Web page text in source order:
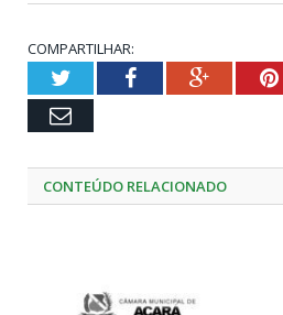
COMPARTILHAR:
TwitterFacebookGoogle+
Email
CONTEÚDO RELACIONADO